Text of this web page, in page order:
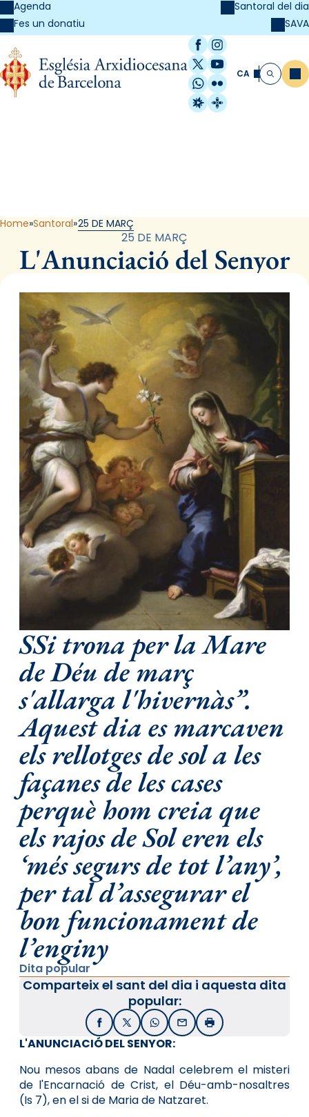
Agenda
Fes un donatiu
Santoral del dia
SAVA
Facebook
Instagram
X / Twitter
YouTube
WhatsApp
Flickr
Radio Estel
Catalunya
CA Cerca
Home Santoral 25 DE MARÇ
25 DE MARÇ
L'Anunciació del Senyor
SSi trona per la Mare
de Déu de març
s'allarga l'hivernàs”.
Aquest dia es marcaven
els rellotges de sol a les
façanes de les cases
perquè hom creia que
els rajos de Sol eren els
‘més segurs de tot l’any’,
per tal d’assegurar el
bon funcionament de
l’enginy
Dita popular
Comparteix el sant del dia i aquesta dita
popular:
FacebookX / TwitterWhatsApp
EmailImprimir
L'ANUNCIACIÓ DEL SENYOR:
Nou mesos abans de Nadal celebrem el misteri
de l'Encarnació de Crist, el Déu-amb-nosaltres
(Is 7), en el si de Maria de Natzaret.